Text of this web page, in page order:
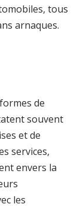
tous
arnaques.
de
souvent
et de
services,
envers la
les